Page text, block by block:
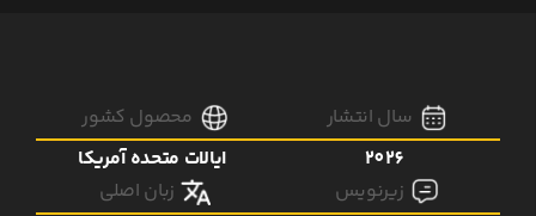
سال انتشار
2026
محصول کشور
ایالات متحده آمریکا
زیرنویس
زبان اصلی